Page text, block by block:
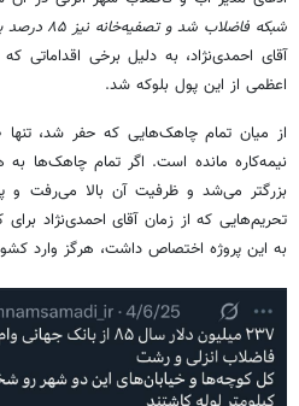
شبکه فاضلاب شد و تصفیه‌خانه نیز ۸۵ درصد
آقای احمدی‌نژاد، به دلیل برخی
اعظمی از این پول بلوکه شد.
نیمه‌کاره مانده است. اگر تمام چاهک‌ها
بزرگتر می‌شد و ظرفیت آن بالا می‌رفت و
تحریم‌هایی که از زمان آقای احمدی‌نژاد
به این پروژه اختصاص داشت، هرگز وارد